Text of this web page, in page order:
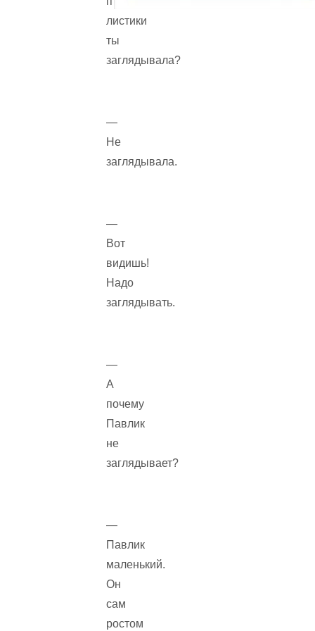
листики
ты
заглядывала?
—
Не
заглядывала.
—
Вот
видишь!
Надо
заглядывать.
—
А
почему
Павлик
не
заглядывает?
—
Павлик
маленький.
Он
сам
ростом